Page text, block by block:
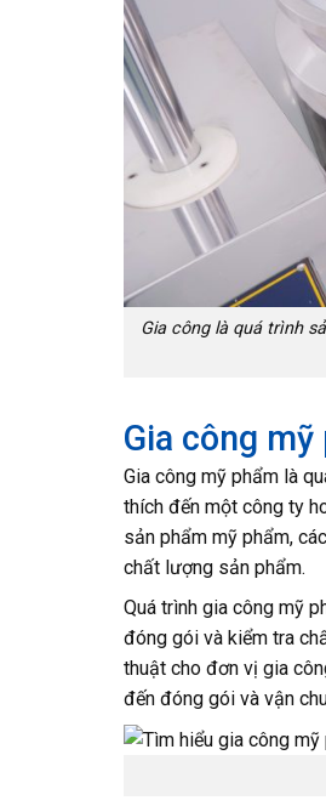
Gia công là quá trình
Gia công
Gia công mỹ phẩm là
thích đến một công ty
sản phẩm mỹ phẩm,
chất lượng sản phẩm.
Quá trình gia công mỹ
đóng gói và kiểm tra
thuật cho đơn vị gia
đến đóng gói và vận